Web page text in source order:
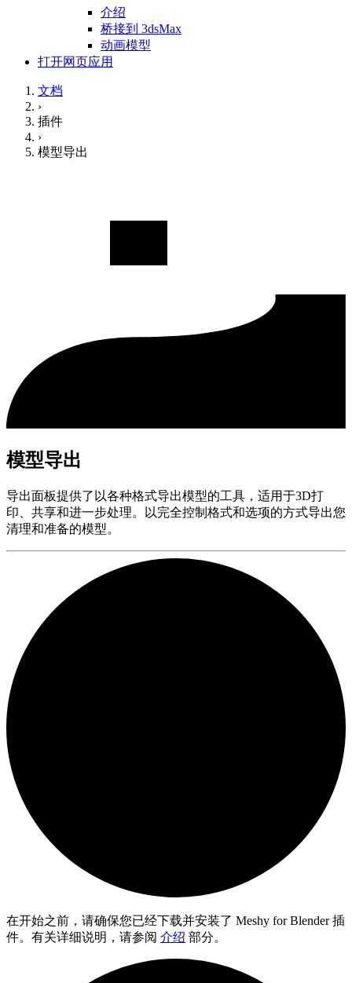
介绍
桥接到 3dsMax
动画模型
打开网页应用
文档
›
插件
›
模型导出
模型导出
导出面板提供了以各种格式导出模型的工具，适用于3D打
印、共享和进一步处理。以完全控制格式和选项的方式导出您
清理和准备的模型。
在开始之前，请确保您已经下载并安装了 Meshy for Blender 插
件。有关详细说明，请参阅 介绍 部分。